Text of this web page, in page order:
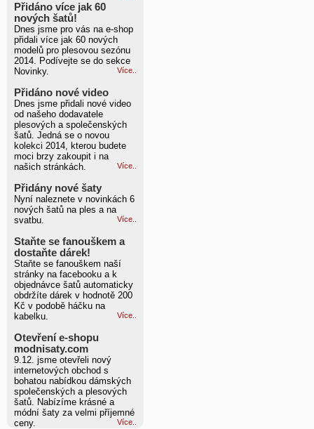
Přidáno více jak 60
nových šatů!
Dnes jsme pro vás na e-shop
přidali více jak 60 nových
modelů pro plesovou sezónu
2014. Podívejte se do sekce
Novinky.
Více..
Přidáno nové video
Dnes jsme přidali nové video
od našeho dodavatele
plesových a společenských
šatů. Jedná se o novou
kolekci 2014, kterou budete
moci brzy zakoupit i na
našich stránkách.
Více..
Přidány nové šaty
Nyní naleznete v novinkách 6
nových šatů na ples a na
svatbu.
Více..
Staňte se fanouškem a
dostaňte dárek!
Staňte se fanouškem naší
stránky na facebooku a k
objednávce šatů automaticky
obdržíte dárek v hodnotě 200
Kč v podobě háčku na
kabelku.
Více..
Otevření e-shopu
modnisaty.com
9.12. jsme otevřeli nový
internetových obchod s
bohatou nabídkou dámských
společenských a plesových
šatů. Nabízíme krásné a
módní šaty za velmi příjemné
ceny.
Více..